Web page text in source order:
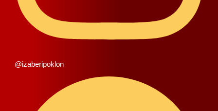
@izaberipoklon